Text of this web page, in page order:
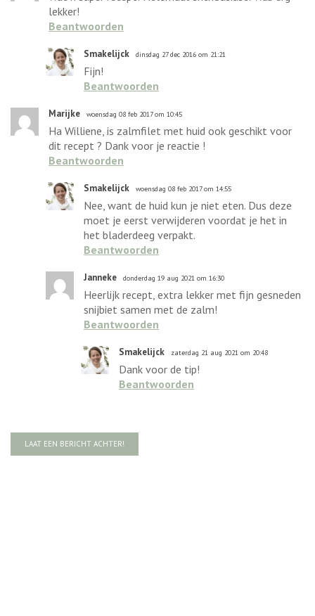
lekker!
Beantwoorden
Smakelijck dinsdag 27 dec 2016 om 21:21
Fijn!
Beantwoorden
Marijke woensdag 08 feb 2017 om 10:45
Ha Williene, is zalmfilet met huid ook geschikt voor
dit recept ? Dank voor je reactie !
Beantwoorden
Smakelijck woensdag 08 feb 2017 om 14:55
Nee, want de huid kun je niet eten. Dus deze
moet je eerst verwijderen voordat je het in
het bladerdeeg verpakt.
Beantwoorden
Janneke donderdag 19 aug 2021 om 16:30
Heerlijk recept, extra lekker met fijn gesneden
snijbiet samen met de zalm!
Beantwoorden
Smakelijck zaterdag 21 aug 2021 om 20:48
Dank voor de tip!
Beantwoorden
LAAT EEN BERICHT ACHTER!